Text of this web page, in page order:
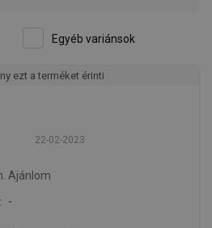
Egyéb variánsok
ezt a terméket érinti
22-02-2023
Ajánlom
-